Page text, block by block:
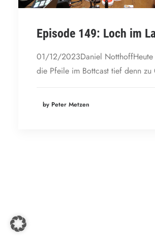
Episode 149: Loch im
01/12/2023Daniel
die Pfeile im Bottcast tief denn
by Peter Metzen